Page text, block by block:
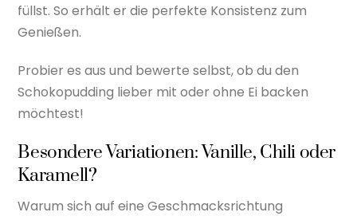
füllst. So erhält er die perfekte Konsistenz zum
Genießen.
Probier es aus und bewerte selbst, ob du den
Schokopudding lieber mit oder ohne Ei backen
möchtest!
Besondere Variationen: Vanille, Chili oder
Karamell?
Warum sich auf eine Geschmacksrichtung